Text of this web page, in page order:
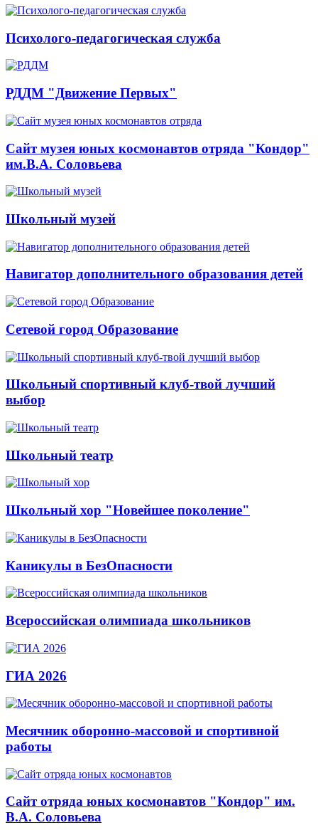
Психолого-педагогическая служба
РДДМ "Движение Первых"
Сайт музея юных космонавтов отряда "Кондор"
им.В.А. Соловьева
Школьный музей
Навигатор дополнительного образования детей
Сетевой город Образование
Школьный спортивный клуб-твой лучший
выбор
Школьный театр
Школьный хор "Новейшее поколение"
Каникулы в БезОпасности
Всероссийская олимпиада школьников
ГИА 2026
Месячник оборонно-массовой и спортивной
работы
Сайт отряда юных космонавтов "Кондор" им.
В.А. Соловьева